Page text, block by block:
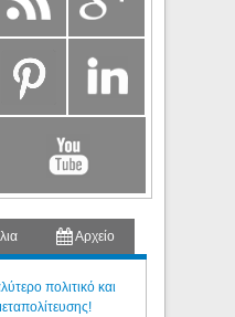
Αρχείο
πολιτικό και